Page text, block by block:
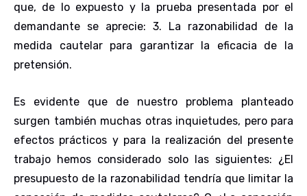
que, de lo expuesto y la prueba presentada por el
demandante se aprecie: 3. La razonabilidad de la
medida cautelar para garantizar la eficacia de la
pretensión.
Es evidente que de nuestro problema planteado
surgen también muchas otras inquietudes, pero para
efectos prácticos y para la realización del presente
trabajo hemos considerado solo las siguientes: ¿El
presupuesto de la razonabilidad tendría que limitar la